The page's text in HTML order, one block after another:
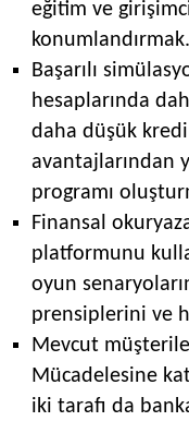
eğitim ve
konumlandırmak.
Başarılı
hesaplarında
daha düşük kredi
avantajlarından
programı
Finansal
platformunu
oyun
prensiplerini ve
Mevcut
Mücadelesine
iki tarafı da